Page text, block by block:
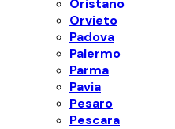
Oristano
Orvieto
Padova
Palermo
Parma
Pavia
Pesaro
Pescara